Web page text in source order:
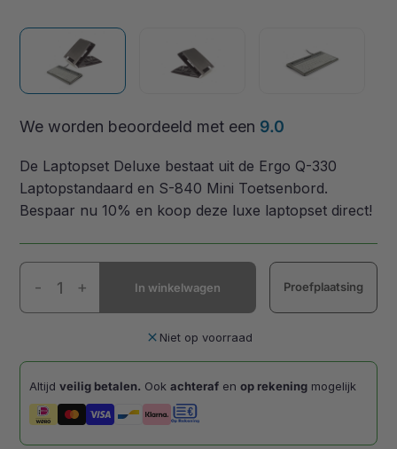
We worden beoordeeld met een 9.0
De Laptopset Deluxe bestaat uit de Ergo Q-330
Laptopstandaard en S-840 Mini Toetsenbord.
Bespaar nu 10% en koop deze luxe laptopset direct!
Laptopset
Deluxe
QWERTY
- + In winkelwagen Proefplaatsing
close Niet op voorraad
Altijdveilig betalen. Ookachteraf enop rekening mogelijk